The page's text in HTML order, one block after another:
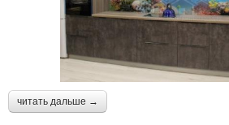
читать дальше →